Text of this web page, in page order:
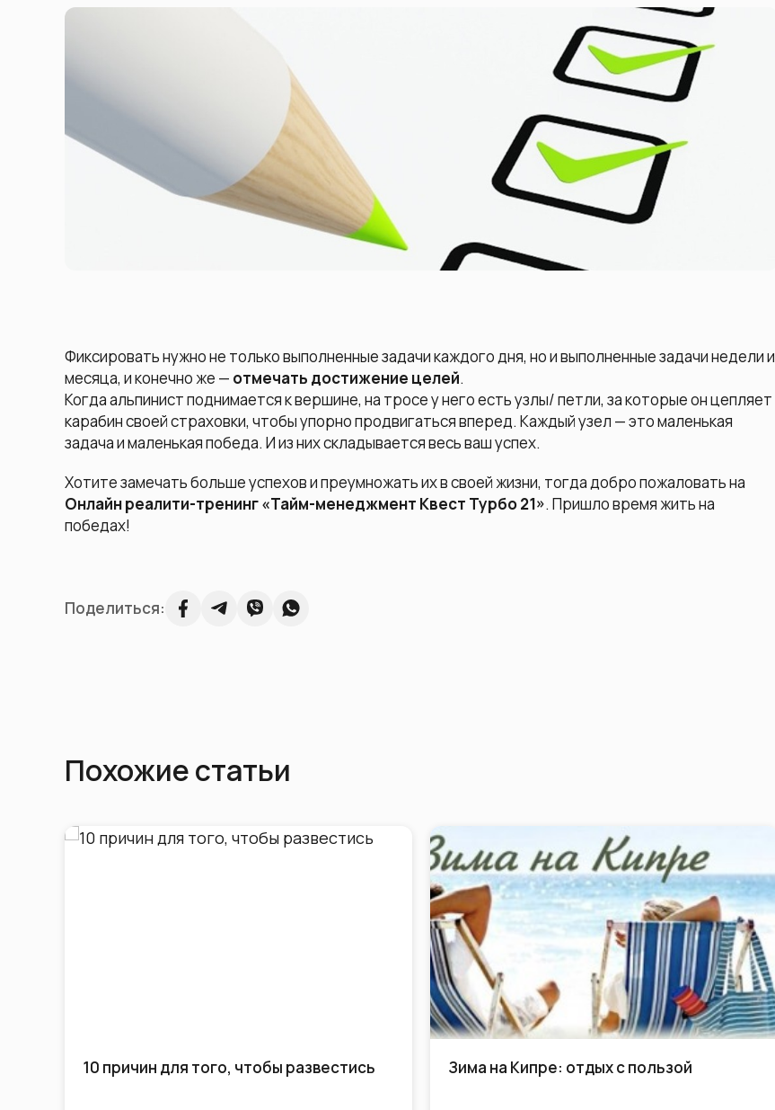
Фиксировать нужно не только выполненные задачи каждого дня, но и выполненные задачи недели и
месяца, и конечно же — отмечать достижение целей.
Когда альпинист поднимается к вершине, на тросе у него есть узлы/ петли, за которые он цепляет
карабин своей страховки, чтобы упорно продвигаться вперед. Каждый узел — это маленькая
задача и маленькая победа. И из них складывается весь ваш успех.
Хотите замечать больше успехов и преумножать их в своей жизни, тогда добро пожаловать на
Онлайн реалити-тренинг «Тайм-менеджмент Квест Турбо 21». Пришло время жить на
победах!
Поделиться:
Похожие статьи
Зима на Кипре: отдых с пользой
7 секретов, как прийти к своей мечте.